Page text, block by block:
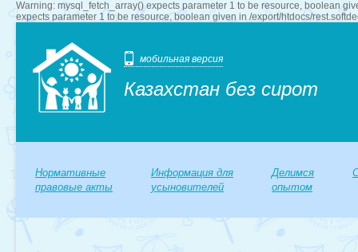
Warning: mysql_fetch_array() expects parameter 1 to be resource, boolean
expects parameter 1 to be resource, boolean given in /export/htdocs/
Казахстан без сирот
мобильная версия
Нормативные
правовые акты
Информация для
усыновителей
Делимся
опытом